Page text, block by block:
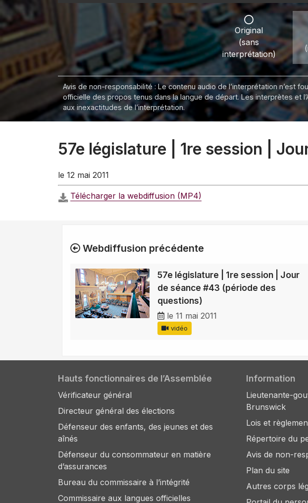
Original
(sans
interprétation)
Avis de non-responsabilité : Le contenu audio de l’interprétation n’est
officielle des propos tenus dans la langue de départ. Les interprètes et
aux inexactitudes de l’interprétation.
57e législature | 1re session |
le 12 mai 2011
Télécharger la webdiffusion (MP4)
Webdiffusion précédente
57e législature | 1re session | Jour
de séance #43 (période des
questions)
le 11 mai 2011
vidéo
Hauts fonctionnaires de l’Assemblée
Vérificateur général
Directeur général des élections
Défenseur des enfants, des jeunes et des
aînés
Défenseur du consommateur en matière
d’assurances
Bureau du commissaire à l’intégrité
Commissaire aux langues officielles
Information
Lieutenante-
Brunswick
Lois et
Répertoire du
Avis de non-
Plan du site
Autres corps